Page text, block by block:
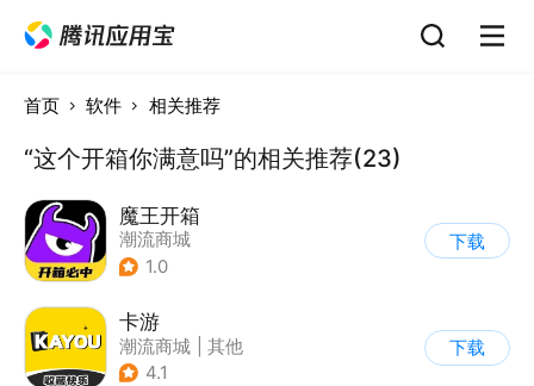
首页 软件 相关推荐
“这个开箱你满意吗”的相关推荐(23)
魔王开箱
潮流商城
1.0
下载
卡游
潮流商城
其他
4.1
下载